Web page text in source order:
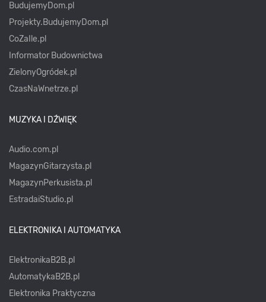
BudujemyDom.pl
Projekty.BudujemyDom.pl
CoZaIle.pl
Informator Budownictwa
ZielonyOgródek.pl
CzasNaWnetrze.pl
MUZYKA I DŹWIĘK
Audio.com.pl
MagazynGitarzysta.pl
MagazynPerkusista.pl
EstradaiStudio.pl
ELEKTRONIKA I AUTOMATYKA
ElektronikaB2B.pl
AutomatykaB2B.pl
Elektronika Praktyczna